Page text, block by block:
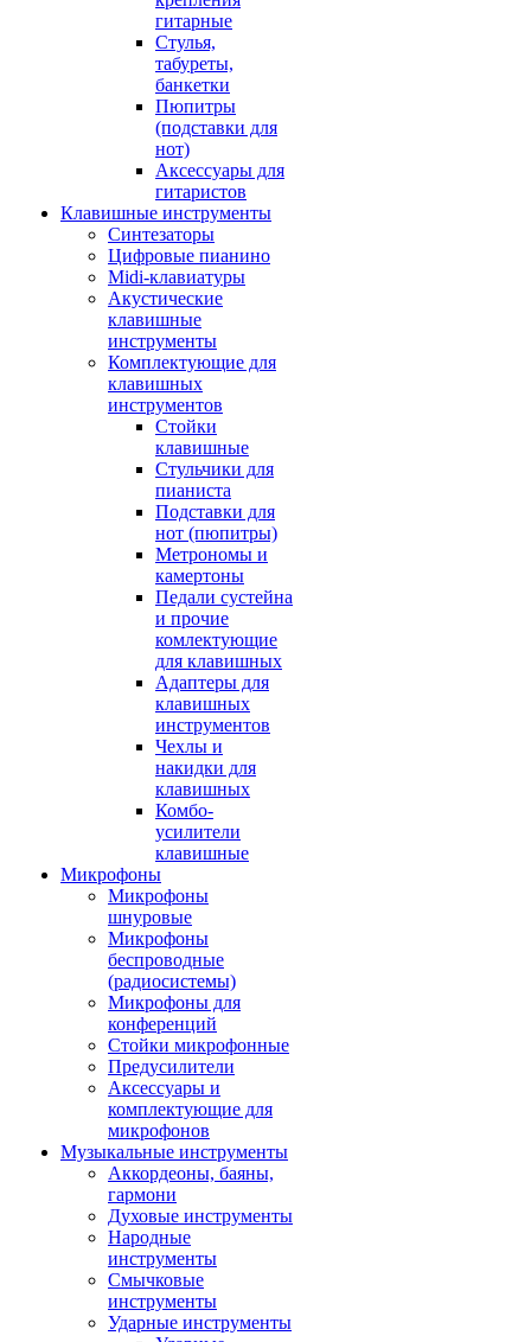
гитарные
Стулья,
табуреты,
банкетки
Пюпитры
(подставки для
нот)
Аксессуары для
гитаристов
Клавишные инструменты
Синтезаторы
Цифровые пианино
Midi-клавиатуры
Акустические
клавишные
инструменты
Комплектующие для
клавишных
инструментов
Стойки
клавишные
Стульчики для
пианиста
Подставки для
нот (пюпитры)
Метрономы и
камертоны
Педали сустейна
и прочие
комлектующие
для клавишных
Адаптеры для
клавишных
инструментов
Чехлы и
накидки для
клавишных
Комбо-
усилители
клавишные
Микрофоны
Микрофоны
шнуровые
Микрофоны
беспроводные
(радиосистемы)
Микрофоны для
конференций
Стойки микрофонные
Предусилители
Аксессуары и
комплектующие для
микрофонов
Музыкальные инструменты
Аккордеоны, баяны,
гармони
Духовые инструменты
Народные
инструменты
Смычковые
инструменты
Ударные инструменты